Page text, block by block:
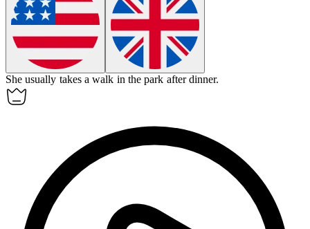
Sheusually takes a walk in the park after dinner.